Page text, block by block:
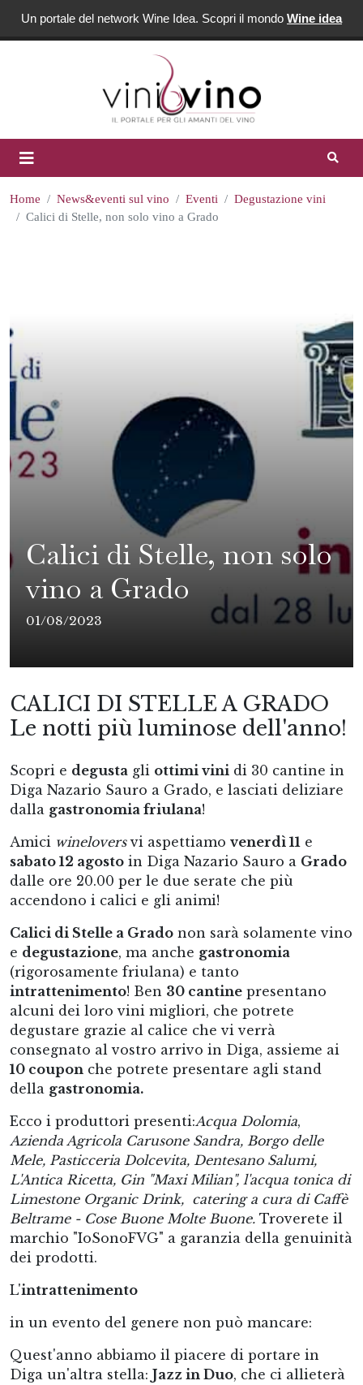
Un portale del network Wine Idea. Scopri il mondo Wine idea
Home News&eventi sul vino Eventi
Degustazione vini
Calici di Stelle, non solo vino a Grado
Calici di Stelle, non solo
vino a Grado
01/08/2023
CALICI DI STELLE A GRADO
Le notti più luminose dell'anno!
Scopri e degusta gli ottimi vini di 30 cantine in
Diga Nazario Sauro a Grado, e lasciati deliziare
dalla gastronomia friulana!
Amici wineloversvi aspettiamo venerdì 11 e
sabato 12 agosto in Diga Nazario Sauro a Grado
dalle ore 20.00 per le due serate che più
accendono i calici e gli animi!
Calici di Stelle a Grado non sarà solamente vino
e degustazione, ma anche gastronomia
(rigorosamente friulana) e tanto
intrattenimento! Ben 30 cantine presentano
alcuni dei loro vini migliori, che potrete
degustare grazie al calice che vi verrà
consegnato al vostro arrivo in Diga, assieme ai
10 coupon che potrete presentare agli stand
della gastronomia.
Ecco i produttori presenti:Acqua Dolomia,
Azienda Agricola Carusone Sandra, Borgo delle
Mele, Pasticceria Dolcevita, Dentesano Salumi,
L'Antica Ricetta, Gin "Maxi Milian", l'acqua tonica di
Limestone Organic Drink, catering a cura di Caffè
Beltrame - Cose Buone Molte Buone. Troverete il
marchio "IoSonoFVG" a garanzia della genuinità
dei prodotti.
L'intrattenimento
in un evento del genere non può mancare:
Quest'anno abbiamo il piacere di portare in
Diga un'altra stella: Jazz in Duo, che ci allieterà